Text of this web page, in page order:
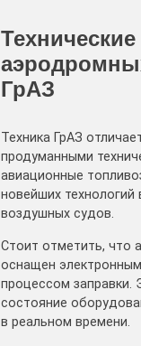
ГрАЗ
Техника ГрАЗ
продуманными
авиационные
новейших
воздушных судов.
Стоит отметить, что
оснащен
процессом заправки.
состояние
в реальном времени.